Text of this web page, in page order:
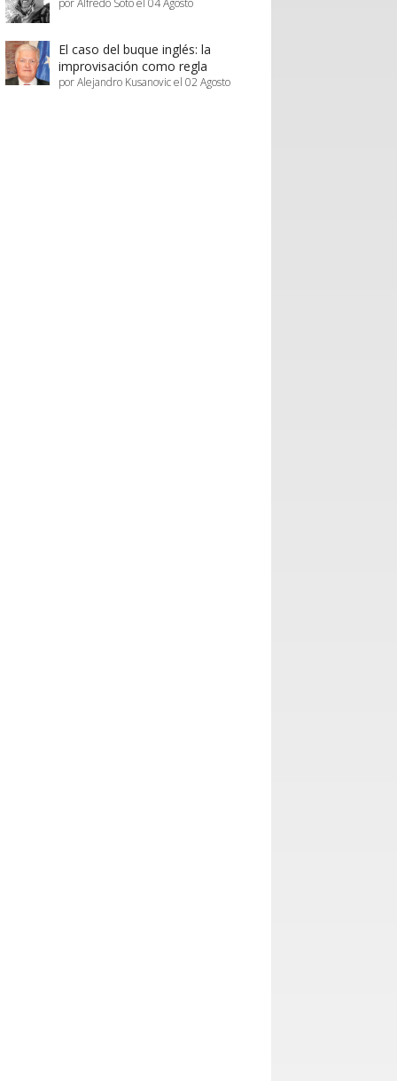
por Alfredo Soto el 04 Agosto
El caso del buque inglés: la
improvisación como regla
por Alejandro Kusanovic el 02 Agosto